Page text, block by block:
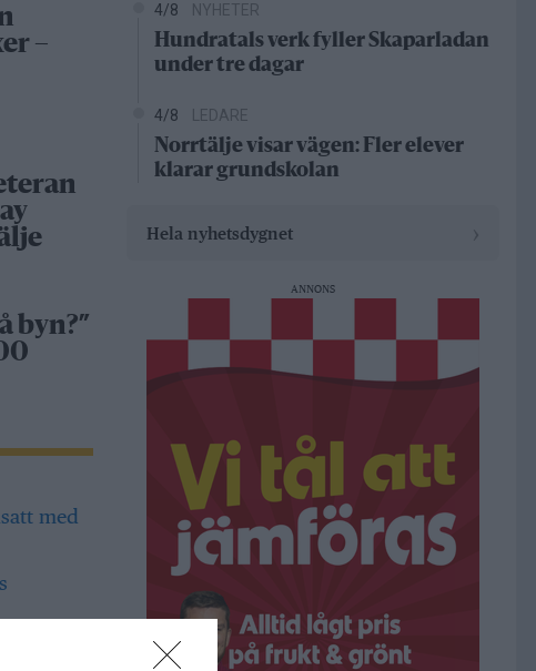
–
byn?”
4/8 NYHETER
Hundratals verk fyller Skaparladan
under tre dagar
4/8 LEDARE
Norrtälje visar vägen: Fler elever
klarar grundskolan
Hela nyhetsdygnet
ANNONS